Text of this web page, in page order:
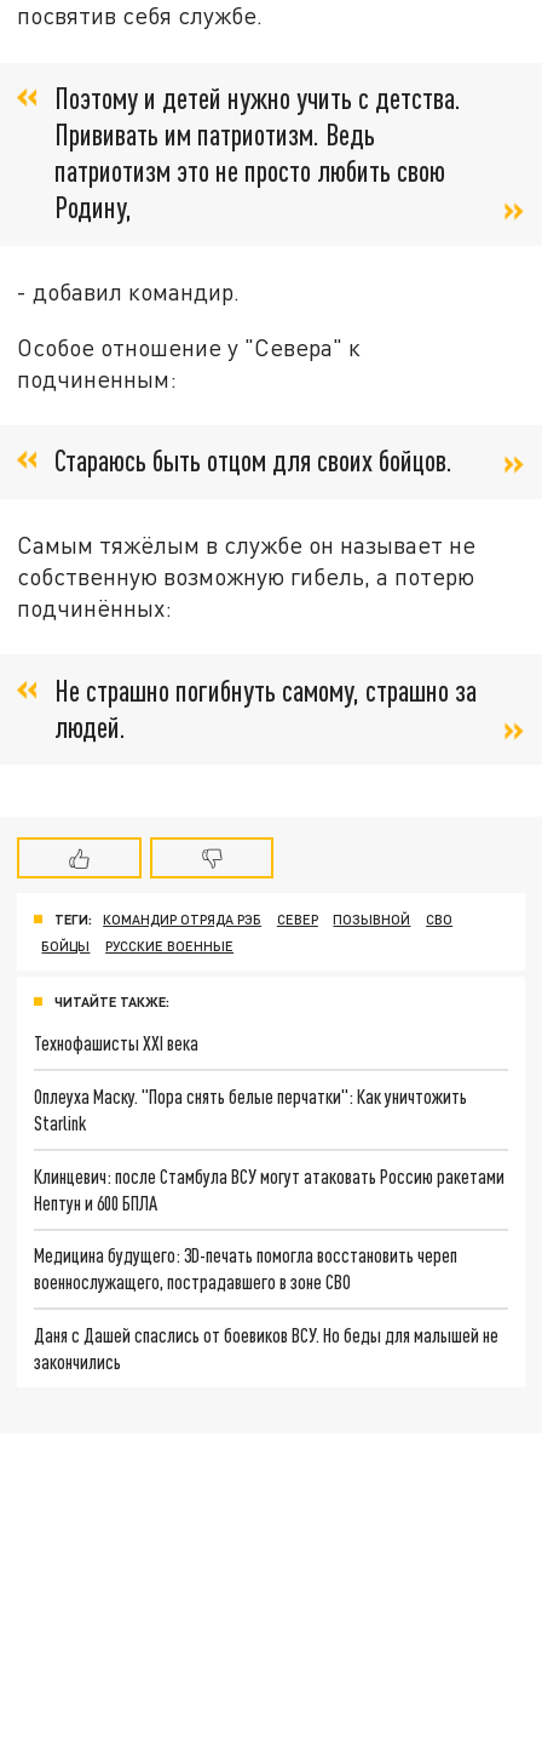
посвятив себя службе.
Поэтому и детей нужно учить с детства.
Прививать им патриотизм. Ведь
патриотизм это не просто любить свою
Родину,
- добавил командир.
Особое отношение у "Севера" к
подчиненным:
Стараюсь быть отцом для своих бойцов.
Самым тяжёлым в службе он называет не
собственную возможную гибель, а потерю
подчинённых:
Не страшно погибнуть самому, страшно за
людей.
ТЕГИ: КОМАНДИР ОТРЯДА РЭБ СЕВЕР ПОЗЫВНОЙ
СВО
БОЙЦЫ
РУССКИЕ ВОЕННЫЕ
ЧИТАЙТЕ ТАКЖЕ:
Технофашисты XXI века
Оплеуха Маску. "Пора снять белые перчатки": Как уничтожить
Starlink
Клинцевич: после Стамбула ВСУ могут атаковать Россию ракетами
Нептун и 600 БПЛА
Медицина будущего: 3D-печать помогла восстановить череп
военнослужащего, пострадавшего в зоне СВО
Даня с Дашей спаслись от боевиков ВСУ. Но беды для малышей не
закончились